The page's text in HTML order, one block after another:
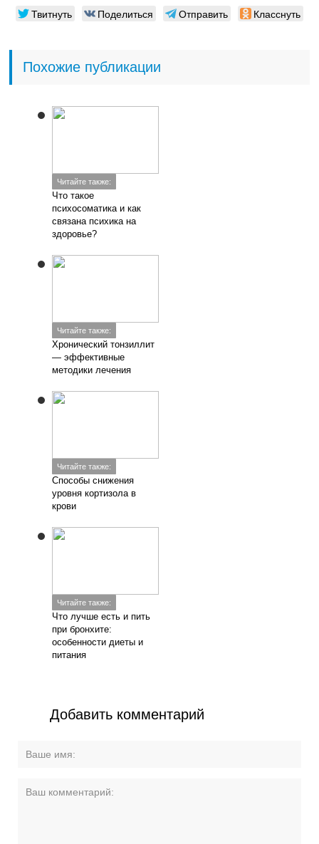
Твитнуть Поделиться Отправить Класснуть
Похожие публикации
Читайте также:
Что такое
психосоматика и как
связана психика на
здоровье?
Читайте также:
Хронический тонзиллит
— эффективные
методики лечения
Читайте также:
Способы снижения
уровня кортизола в
крови
Читайте также:
Что лучше есть и пить
при бронхите:
особенности диеты и
питания
Добавить комментарий